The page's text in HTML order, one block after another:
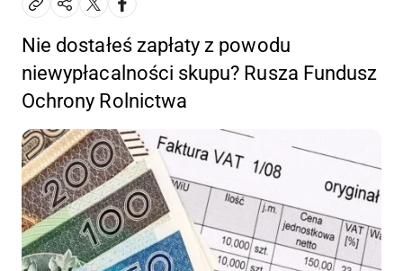
Nie dostałeś zapłaty z powodu
niewypłacalności skupu? Rusza Fundusz
Ochrony Rolnictwa